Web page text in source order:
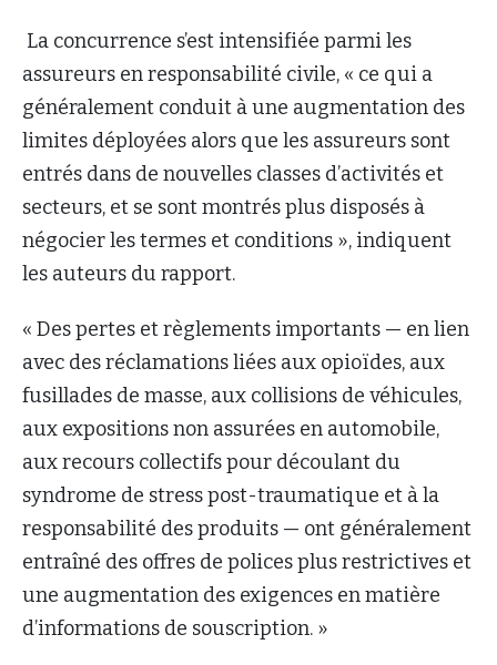
La concurrence s’est intensifiée parmi les
assureurs en responsabilité civile, « ce qui a
généralement conduit à une augmentation des
limites déployées alors que les assureurs sont
entrés dans de nouvelles classes d’activités et
secteurs, et se sont montrés plus disposés à
négocier les termes et conditions », indiquent
les auteurs du rapport.
« Des pertes et règlements importants — en lien
avec des réclamations liées aux opioïdes, aux
fusillades de masse, aux collisions de véhicules,
aux expositions non assurées en automobile,
aux recours collectifs pour découlant du
syndrome de stress post-traumatique et à la
responsabilité des produits — ont généralement
entraîné des offres de polices plus restrictives et
une augmentation des exigences en matière
d’informations de souscription. »